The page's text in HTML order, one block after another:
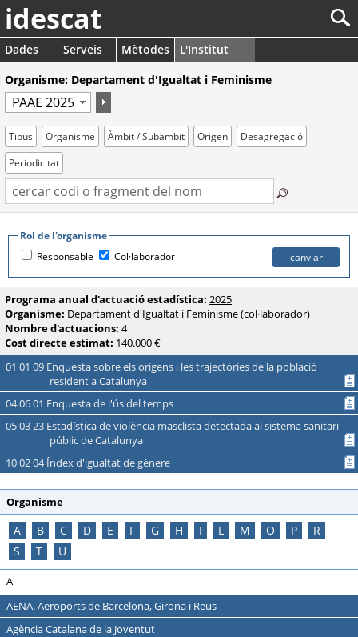
idescat
Dades Serveis Mètodes
L'Institut
Organisme: Departament d'Igualtat i Feminisme
Tipus Organisme Àmbit / Subàmbit Origen
Desagregació
Periodicitat
Rol de l'organisme
Responsable
Col·laborador
Programa anual d'actuació estadística: 2025
Organisme: Departament d'Igualtat i Feminisme (col·laborador)
Nombre d'actuacions: 4
Cost directe estimat: 140.000 €
01 01 09 Enquesta sobre els orígens i les trajectòries de la població
resident a Catalunya
04 06 01 Enquesta de l'ús del temps
05 03 23 Estadística de violència masclista detectada al sistema sanitari
públic de Catalunya
10 02 04 Índex d'igualtat de gènere
Organisme
A B C D E F G H I L M O P
R
S
T U
A
AENA. Aeroports de Barcelona, Girona i Reus
Agència Catalana de la Joventut